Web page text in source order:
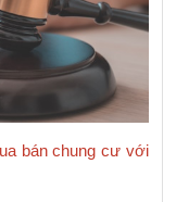
bán chung cư với